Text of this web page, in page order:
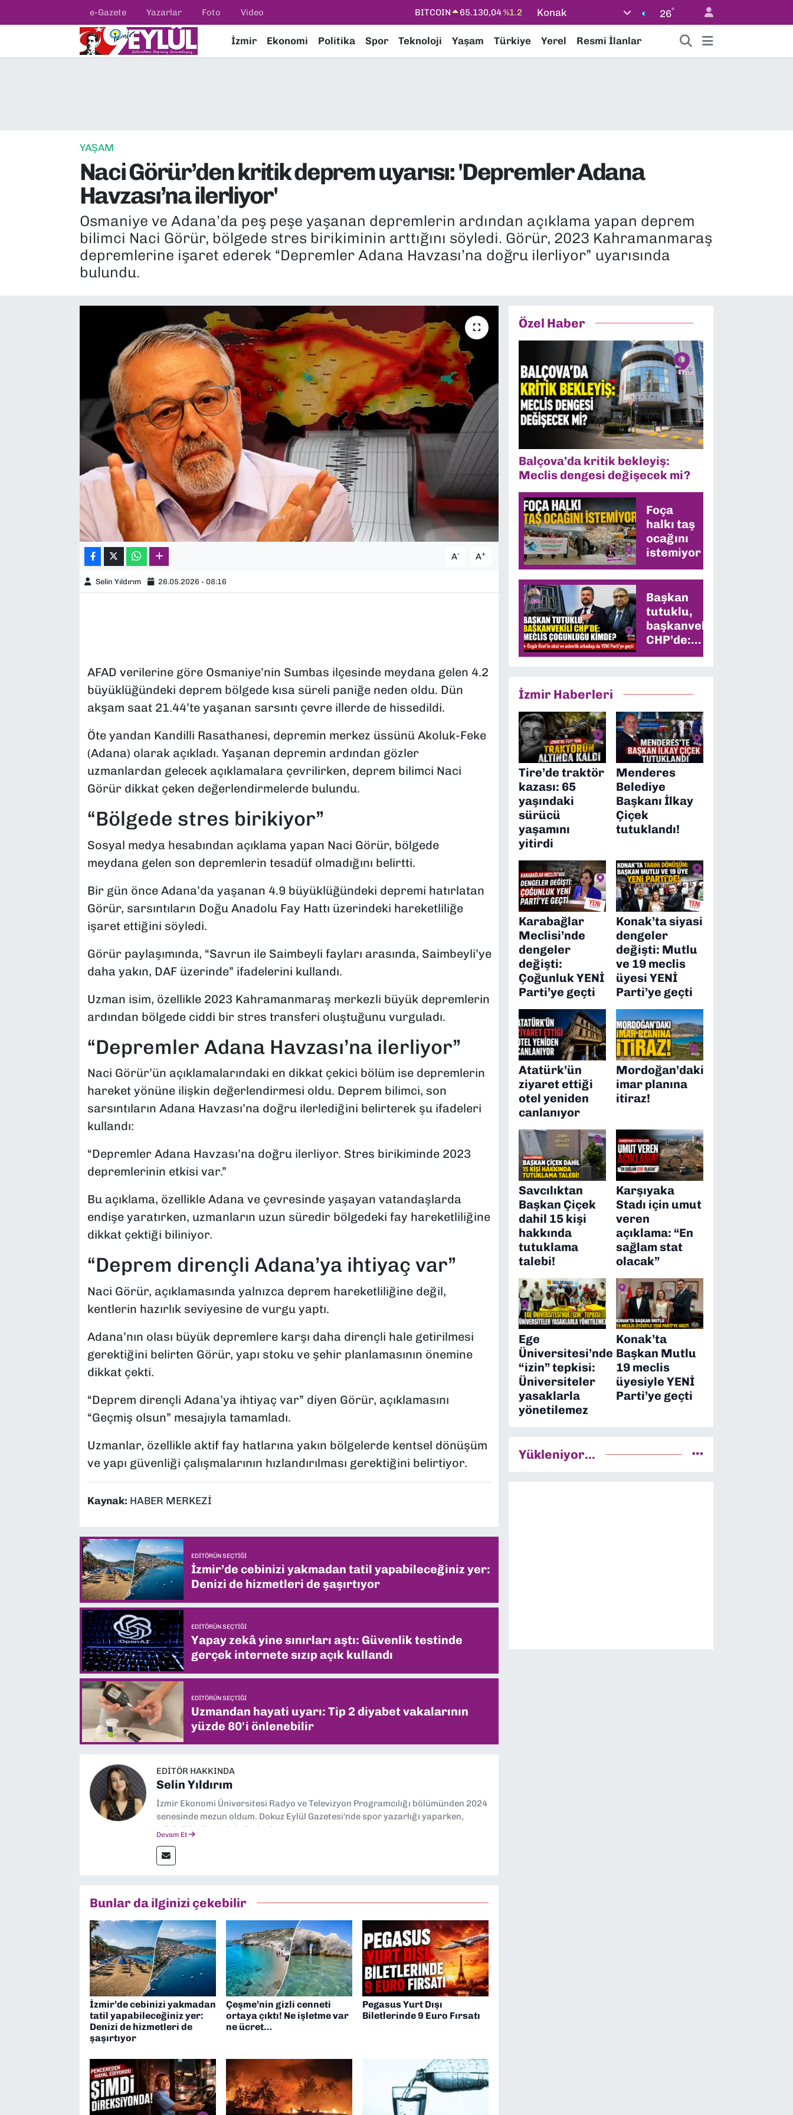
e-Gazete Yazarlar Foto Video DOLAR 47,7106%0.17
STERLİN
64,4046%0.35
Konak 26°
İzmir Ekonomi Politika Spor Teknoloji Yaşam Türkiye Yerel Resmi İlanlar
YAŞAM
Naci Görür’den kritik deprem uyarısı: 'Depremler Adana
Havzası’na ilerliyor'
Osmaniye ve Adana’da peş peşe yaşanan depremlerin ardından açıklama yapan deprem
bilimci Naci Görür, bölgede stres birikiminin arttığını söyledi. Görür, 2023 Kahramanmaraş
depremlerine işaret ederek “Depremler Adana Havzası’na doğru ilerliyor” uyarısında
bulundu.
A- A+
Selin Yıldırım 26.05.2026 - 08:16
AFAD verilerine göre Osmaniye’nin Sumbas ilçesinde meydana gelen 4.2
büyüklüğündeki deprem bölgede kısa süreli paniğe neden oldu. Dün
akşam saat 21.44’te yaşanan sarsıntı çevre illerde de hissedildi.
Öte yandan Kandilli Rasathanesi, depremin merkez üssünü Akoluk-Feke
(Adana) olarak açıkladı. Yaşanan depremin ardından gözler
uzmanlardan gelecek açıklamalara çevrilirken, deprem bilimci Naci
Görür dikkat çeken değerlendirmelerde bulundu.
“Bölgede stres birikiyor”
Sosyal medya hesabından açıklama yapan Naci Görür, bölgede
meydana gelen son depremlerin tesadüf olmadığını belirtti.
Bir gün önce Adana’da yaşanan 4.9 büyüklüğündeki depremi hatırlatan
Görür, sarsıntıların Doğu Anadolu Fay Hattı üzerindeki hareketliliğe
işaret ettiğini söyledi.
Görür paylaşımında, “Savrun ile Saimbeyli fayları arasında, Saimbeyli’ye
daha yakın, DAF üzerinde” ifadelerini kullandı.
Uzman isim, özellikle 2023 Kahramanmaraş merkezli büyük depremlerin
ardından bölgede ciddi bir stres transferi oluştuğunu vurguladı.
“Depremler Adana Havzası’na ilerliyor”
Naci Görür’ün açıklamalarındaki en dikkat çekici bölüm ise depremlerin
hareket yönüne ilişkin değerlendirmesi oldu. Deprem bilimci, son
sarsıntıların Adana Havzası’na doğru ilerlediğini belirterek şu ifadeleri
kullandı:
“Depremler Adana Havzası’na doğru ilerliyor. Stres birikiminde 2023
depremlerinin etkisi var.”
Bu açıklama, özellikle Adana ve çevresinde yaşayan vatandaşlarda
endişe yaratırken, uzmanların uzun süredir bölgedeki fay hareketliliğine
dikkat çektiği biliniyor.
“Deprem dirençli Adana’ya ihtiyaç var”
Naci Görür, açıklamasında yalnızca deprem hareketliliğine değil,
kentlerin hazırlık seviyesine de vurgu yaptı.
Adana’nın olası büyük depremlere karşı daha dirençli hale getirilmesi
gerektiğini belirten Görür, yapı stoku ve şehir planlamasının önemine
dikkat çekti.
“Deprem dirençli Adana’ya ihtiyaç var” diyen Görür, açıklamasını
“Geçmiş olsun” mesajıyla tamamladı.
Uzmanlar, özellikle aktif fay hatlarına yakın bölgelerde kentsel dönüşüm
ve yapı güvenliği çalışmalarının hızlandırılması gerektiğini belirtiyor.
Kaynak: HABER MERKEZİ
EDITÖRÜN SEÇTIĞI
İzmir’de cebinizi yakmadan tatil yapabileceğiniz yer:
Denizi de hizmetleri de şaşırtıyor
EDITÖRÜN SEÇTIĞI
Yapay zekâ yine sınırları aştı: Güvenlik testinde
gerçek internete sızıp açık kullandı
EDITÖRÜN SEÇTIĞI
Uzmandan hayati uyarı: Tip 2 diyabet vakalarının
yüzde 80'i önlenebilir
EDITÖR HAKKINDA
Selin Yıldırım
İzmir Ekonomi Üniversitesi Radyo ve Televizyon Programcılığı bölümünden 2024
senesinde mezun oldum. Dokuz Eylül Gazetesi'nde spor yazarlığı yaparken,
editörlük görevini de üstleniyorum.
Devam Et
Bunlar da ilginizi çekebilir
İzmir’de cebinizi yakmadan
tatil yapabileceğiniz yer:
Denizi de hizmetleri de
şaşırtıyor
Çeşme’nin gizli cenneti
ortaya çıktı! Ne işletme var
ne ücret…
Pegasus Yurt Dışı
Biletlerinde 9 Euro Fırsatı
Özel Haber
Balçova’da kritik bekleyiş:
Meclis dengesi değişecek mi?
Foça
halkı taş
ocağını
istemiyor
Başkan
tutuklu,
başkanvekili
CHP’de:
Meclis
İzmir Haberleri
Tire’de traktör
kazası: 65
yaşındaki
sürücü
yaşamını
yitirdi
Menderes
Belediye
Başkanı İlkay
Çiçek
tutuklandı!
Karabağlar
Meclisi’nde
dengeler
değişti:
Çoğunluk YENİ
Parti’ye geçti
Konak’ta siyasi
dengeler
değişti: Mutlu
ve 19 meclis
üyesi YENİ
Parti’ye geçti
Atatürk’ün
ziyaret ettiği
otel yeniden
canlanıyor
Mordoğan’daki
imar planına
itiraz!
Savcılıktan
Başkan Çiçek
dahil 15 kişi
hakkında
tutuklama
talebi!
Karşıyaka
Stadı için umut
veren
açıklama: “En
sağlam stat
olacak”
Ege
Üniversitesi’nde
“izin” tepkisi:
Üniversiteler
yasaklarla
yönetilemez
Konak’ta
Başkan Mutlu
19 meclis
üyesiyle YENİ
Parti’ye geçti
Yükleniyor...
Resmi İlanlar
EKONOMİ
KÜLTÜR SANAT
MAGAZİN
POLİTİKA
YEREL YÖNETİMLER
Konak Nöbetçi Eczaneler
Tüm Manşetler
Son Dakika Haberleri
Haber Arşivi